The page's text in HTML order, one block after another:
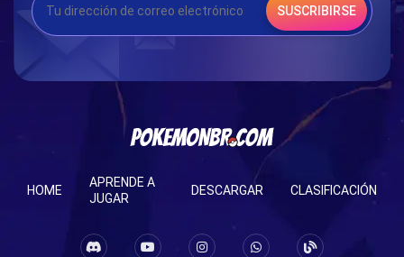
SUSCRIBIRSE
HOME
APRENDE A
JUGAR
DESCARGAR CLASIFICACIÓN